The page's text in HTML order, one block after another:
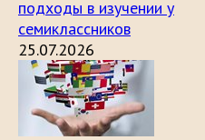
подходы в изучении у
семиклассников
25.07.2026